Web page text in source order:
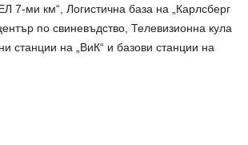
7-ми км“, Логистична база на „Карлсберг
по свиневъдство, Телевизионна кула
станции на „ВиК“ и базови станции на